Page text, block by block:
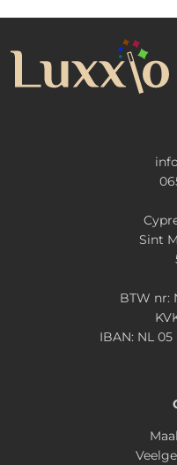
Sint
BTW nr:
IBAN: NL 05